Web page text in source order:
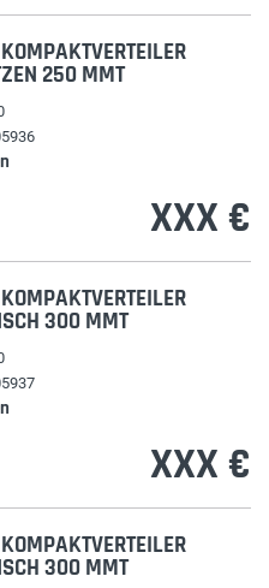
250 MMT
XXX €
300 MMT
XXX €
300 MMT